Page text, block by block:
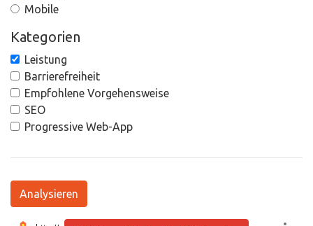
Mobile
Kategorien
Leistung
Barrierefreiheit
Empfohlene Vorgehensweise
SEO
Progressive Web-App
Analysieren